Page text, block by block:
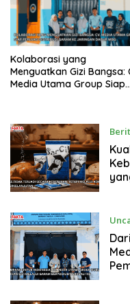
Kolaborasi yang
Menguatkan Gizi Bangsa:
Media Utama Group Siap